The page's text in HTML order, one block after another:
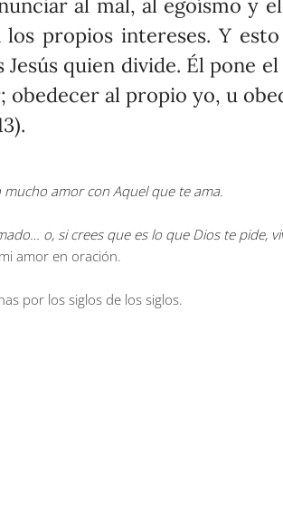
al mal, al egoísmo y
propios intereses. Y
Jesús quien divide. Él pone
al propio yo, u
amor con Aquel que te ama.
o, si crees que es lo que Dios te pide,
amor en oración.
por los siglos de los siglos.